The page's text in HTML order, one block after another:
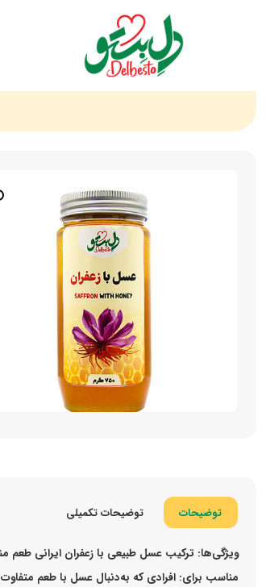
توضیحات توضیحات تکمیلی
ویژگی‌ها: ترکیب عسل طبیعی با زعفران ایرانی طعم
مناسب برای:افرادی که به‌دنبال عسل با طعم